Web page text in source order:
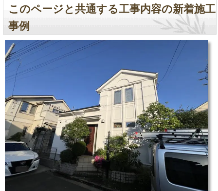
このページと共通する工事内容の新着施工
事例